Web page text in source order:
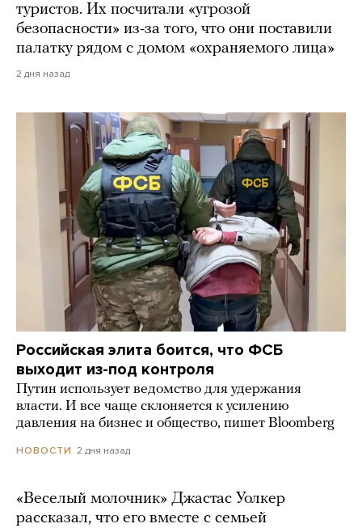
туристов. Их посчитали «угрозой
безопасности» из-за того, что они поставили
палатку рядом с домом «охраняемого лица»
2 дня назад
Российская элита боится, что ФСБ
выходит из-под контроля
Путин использует ведомство для удержания
власти. И все чаще склоняется к усилению
давления на бизнес и общество, пишет Bloomberg
НОВОСТИ 2 дня назад
«Веселый молочник» Джастас Уолкер
рассказал, что его вместе с семьей